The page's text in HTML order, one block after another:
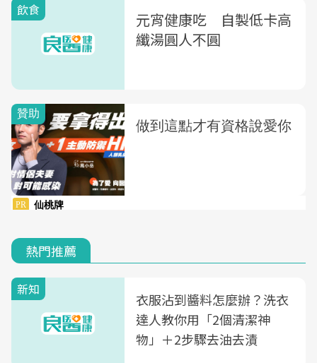
飲食
元宵健康吃 自製低卡高
纖湯圓人不圓
熱門推薦
新知
衣服沾到醬料怎麼辦？洗衣
達人教你用「2個清潔神
物」＋2步驟去油去漬